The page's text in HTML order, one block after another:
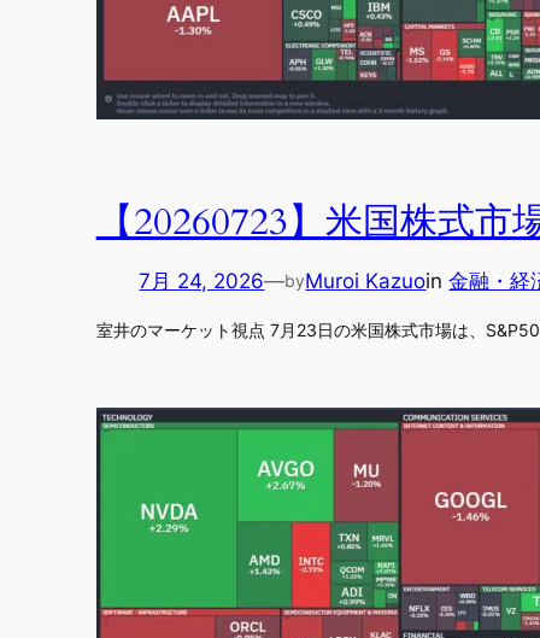
【20260723】米国株式
7月 24, 2026—byMuroi Kazuoin金融・経
室井のマーケット視点 7月23日の米国株式市場は、